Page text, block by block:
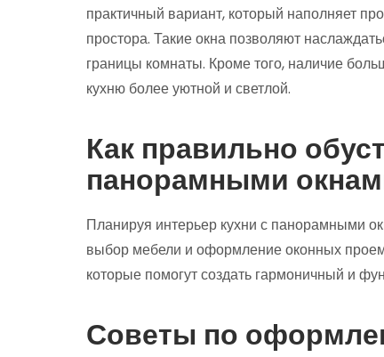
практичный вариант, который наполняет
простора. Такие окна позволяют
границы комнаты. Кроме того, наличие
кухню более уютной и светлой.
Как правильно
панорамными
Планируя интерьер кухни с панорамными
выбор мебели и оформление оконных
которые помогут создать гармоничный и
Советы по